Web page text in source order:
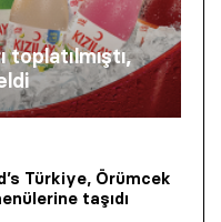
toplatılmıştı,
Türkiye, Örümcek
taşıdı